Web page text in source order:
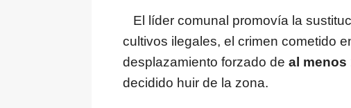
El líder comunal promovía la
cultivos ilegales, el crimen cometido
desplazamiento forzado de al menos
decidido huir de la zona.